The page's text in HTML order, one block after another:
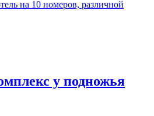
у подножья